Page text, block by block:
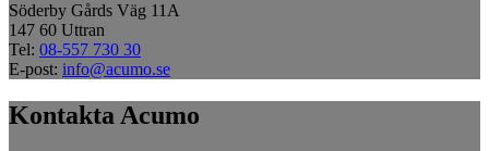
Söderby Gårds Väg 11A
147 60 Uttran
Tel: 08-557 730 30
E-post: info@acumo.se
Kontakta Acumo